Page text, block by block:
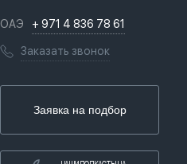
ОАЭ + 971 4 836 78 61
Заказать звонок
Заявка на подбор